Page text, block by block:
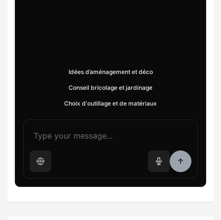
Idées d’aménagement et déco
Conseil bricolage et jardinage
Choix d'outillage et de matériaux